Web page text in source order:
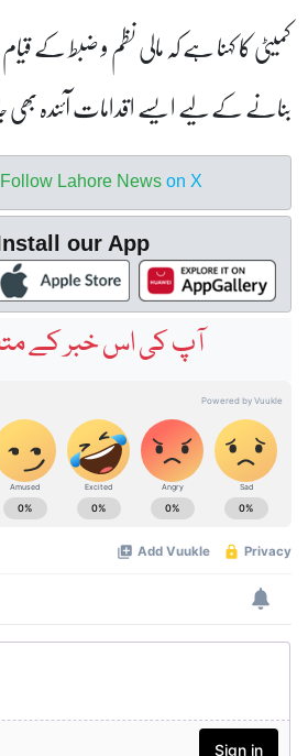
کمیٹی کا کہنا ہے کہ مالی نظم و ضبط کے
بنانے کے لیے ایسے اقدامات آئندہ
Follow Lahore News on X
our App
آپ کی اس خبر کے